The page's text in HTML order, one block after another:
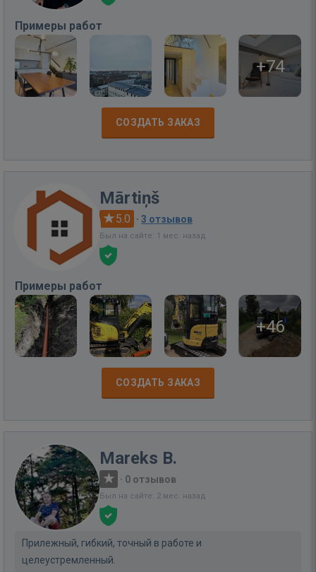
Примеры работ
+74
СОЗДАТЬ ЗАКАЗ
Mārtiņš
5.0 · 3 отзывов
Был на сайте: 1 мес. назад
Примеры работ
+46
СОЗДАТЬ ЗАКАЗ
Mareks B.
· 0 отзывов
Был на сайте: 2 мес. назад
Прилежный, гибкий, точный в работе и
целеустремленный.